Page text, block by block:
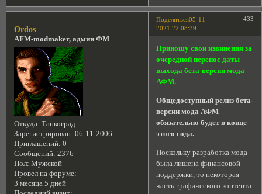
Поделиться 433
05-11-
2021 22:08:39
Ordos
AFM-modmaker, админ ФМ
Откуда: Танкоград
Зарегистрирован: 06-11-2006
Приглашений: 0
Сообщений: 2376
Пол: Мужской
Провел на форуме:
3 месяца 5 дней
Приношу свои извинения за
очередной перенос даты
выхода бета-версии мода
АФМ.
Общедоступный релиз бета-
версии мода АФМ
обязательно будет в конце
этого года.
Поскольку разработка мода
была лишена финансовой
поддержки, то некоторая
часть графического контента